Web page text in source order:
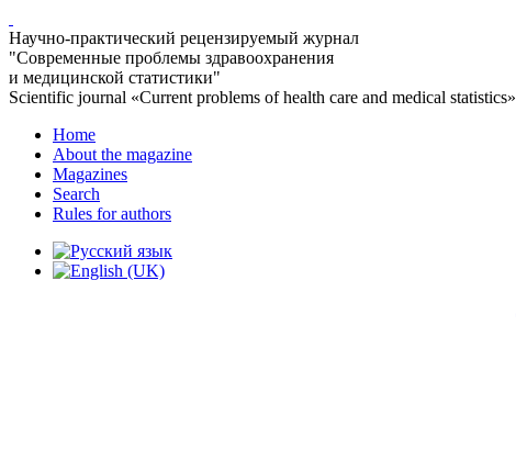
Научно-практический рецензируемый журнал
"Современные проблемы здравоохранения
и медицинской статистики"
Scientific journal «Current problems of health care and medical statistics»
Home
About the magazine
Magazines
Search
Rules for authors